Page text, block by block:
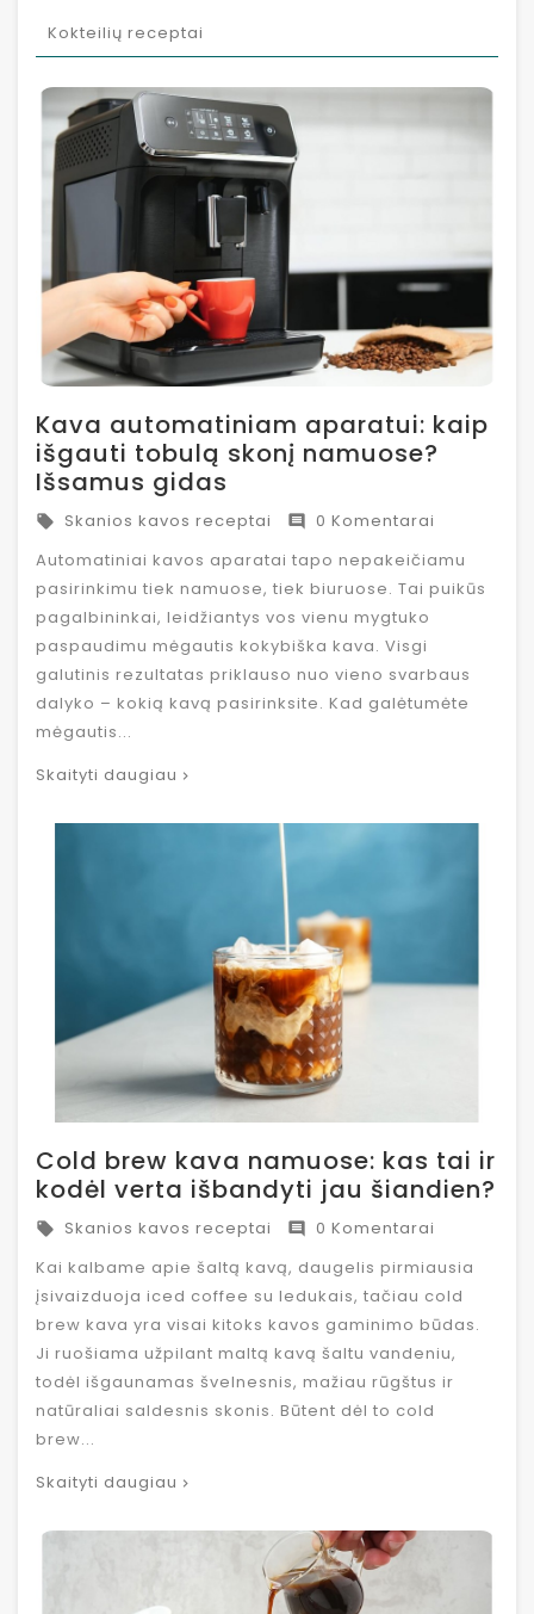
Kokteilių receptai
Kava automatiniam aparatui: kaip
išgauti tobulą skonį namuose?
Išsamus gidas
 Skanios kavos receptai 
0 Komentarai
Automatiniai kavos aparatai tapo nepakeičiamu
pasirinkimu tiek namuose, tiek biuruose. Tai puikūs
pagalbininkai, leidžiantys vos vienu mygtuko
paspaudimu mėgautis kokybiška kava. Visgi
galutinis rezultatas priklauso nuo vieno svarbaus
dalyko – kokią kavą pasirinksite. Kad galėtumėte
mėgautis...
Skaityti daugiau
Cold brew kava namuose: kas tai ir
kodėl verta išbandyti jau šiandien?
 Skanios kavos receptai 
0 Komentarai
Kai kalbame apie šaltą kavą, daugelis pirmiausia
įsivaizduoja iced coffee su ledukais, tačiau cold
brew kava yra visai kitoks kavos gaminimo būdas.
Ji ruošiama užpilant maltą kavą šaltu vandeniu,
todėl išgaunamas švelnesnis, mažiau rūgštus ir
natūraliai saldesnis skonis. Būtent dėl to cold
brew...
Skaityti daugiau